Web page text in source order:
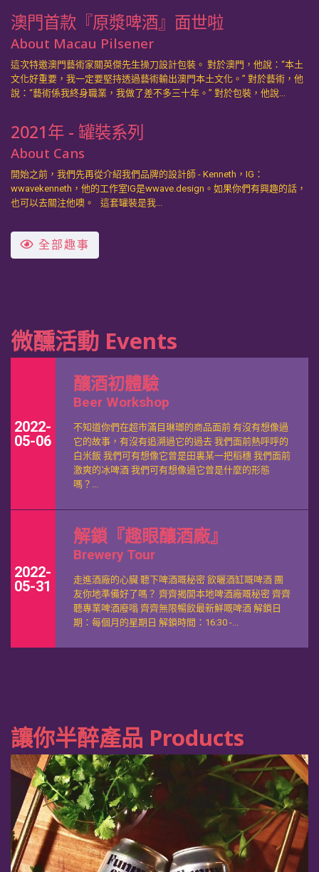
澳門首款『原漿啤酒』面世啦
About Macau Pilsener
這次特邀澳門藝術家關英傑先生操刀設計包裝。 對於澳門，他說：“本土
文化好重要，我一定要堅持透過藝術輸出澳門本土文化。” 對於藝術，他
說：“藝術係我終身職業，我做了差不多三十年。” 對於包裝，他說...
2021年 - 罐裝系列
About Cans
開始之前，我們先再從介紹我們品牌的設計師 - Kenneth，IG：
wwavekenneth，他的工作室IG是wwave.design。如果你們有興趣的話，
也可以去關注他噢。 這套罐裝是我...
全部趣事
微醺活動 Events
友你地準備好了嗎？ 齊齊揭開本地啤酒廠嘅秘密 齊齊
聽專業啤酒廢嗡 齊齊無限暢飲最新鮮嘅啤酒 解鎖日
期：每個月的星期日 解鎖時間：16:30 -...
2022-
05-06
釀酒初體驗
不知道你們在超市滿目琳瑯的商品面前 有沒有想像過
它的故事，有沒有追溯過它的過去 我們面前熱呼呼的
激爽的冰啤酒 我們可有想像過它曾是什麼的形態
嗎？...
解鎖『趣眼釀酒廠』
Brewery Tour
期：每個月的星期日 解鎖時間：16:30 -...
2022-
05-06
釀酒初體驗
Beer Workshop
不知道你們在超市滿目琳瑯的商品面前 有沒有想像過
它的故事，有沒有追溯過它的過去 我們面前熱呼呼的
白米飯 我們可有想像它曾是田裏某一把稻穗 我們面前
激爽的冰啤酒 我們可有想像過它曾是什麼的形態
嗎？...
2022-
05-31
解鎖『趣眼釀酒廠』
Brewery Tour
走進酒廠的心臟 聽下啤酒嘅秘密 飲曬酒缸嘅啤酒 團
友你地準備好了嗎？ 齊齊揭開本地啤酒廠嘅秘密 齊齊
聽專業啤酒廢嗡 齊齊無限暢飲最新鮮嘅啤酒 解鎖日
期：每個月的星期日 解鎖時間：16:30 -...
05-06
它的故事，有沒有追溯過它的過去 我們面前熱呼呼的
白米飯 我們可有想像它曾是田裏某一把稻穗 我們面前
激爽的冰啤酒 我們可有想像過它曾是什麼的形態
嗎？...
讓你半醉產品 Products